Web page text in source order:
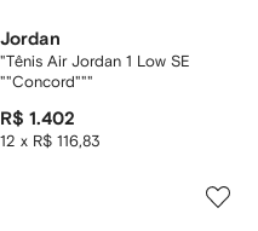
Jordan
"Tênis Air Jordan 1 Low SE
""Concord"""
R$ 1.402
12 x R$ 116,83